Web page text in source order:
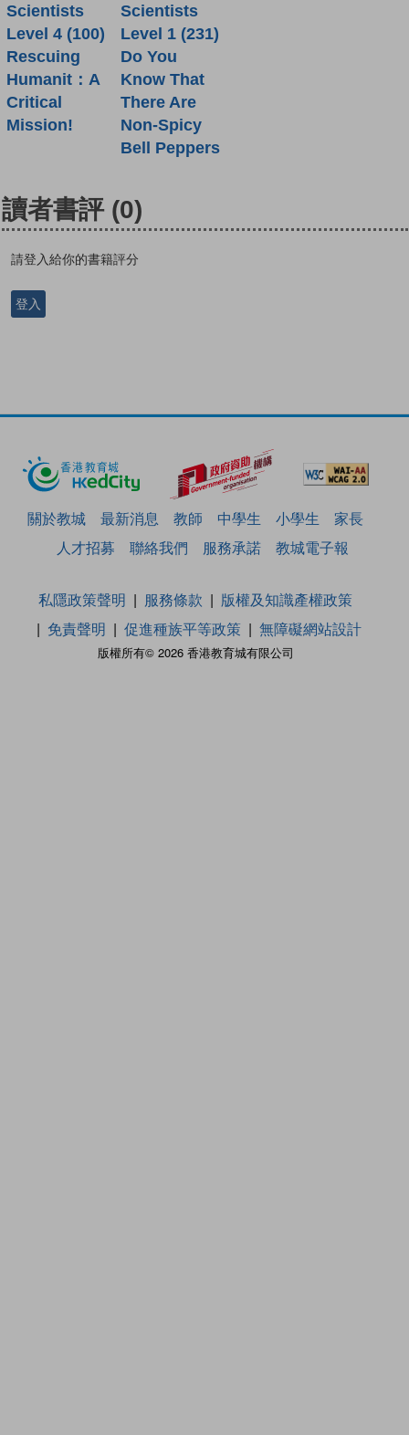
Scientists
Level 4 (100)
Rescuing
Humanit：A
Critical
Mission!
Scientists
Level 1 (231)
Do You
Know That
There Are
Non-Spicy
Bell Peppers
讀者書評 (0)
請登入給你的書籍評分
登入
關於教城 最新消息 教師 中學生 小學生
家長
人才招募
聯絡我們 服務承諾 教城電子報
版權所有© 2026 香港教育城有限公司
私隱政策聲明 服務條款
版權及知識產權政策
免責聲明
促進種族平等政策 無障礙網站設計